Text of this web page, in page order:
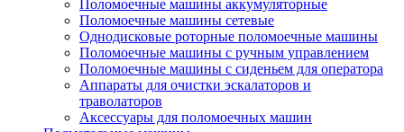
Поломоечные машины аккумуляторные
Поломоечные машины сетевые
Однодисковые роторные поломоечные машины
Поломоечные машины с ручным управлением
Поломоечные машины с сиденьем для оператора
Аппараты для очистки эскалаторов и
траволаторов
Аксессуары для поломоечных машин